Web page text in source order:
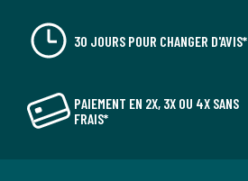
30 JOURS POUR CHANGER D'AVIS*
PAIEMENT EN 2X, 3X OU 4X SANS
FRAIS*